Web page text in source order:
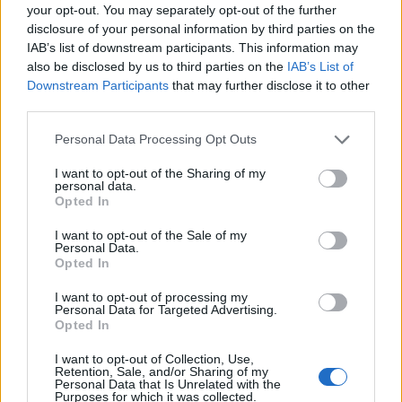
your opt-out. You may separately opt-out of the further
disclosure of your personal information by third parties on the
IAB’s list of downstream participants. This information may
also be disclosed by us to third parties on the IAB’s List of
Downstream Participants that may further disclose it to other
Please note that this website/app uses one or more Google
not limited to your visit or usage behaviour. You may click to
grant or deny consent to Google and its third-party tags to
use your data for below specified purposes in below Google
consent section.
Personal Data Processing Opt Outs
I want to opt-out of the Sharing of my
personal data.
Opted In
I want to opt-out of the Sale of my
Personal Data.
Opted In
I want to opt-out of processing my
Personal Data for Targeted Advertising.
Opted In
I want to opt-out of Collection, Use,
Retention, Sale, and/or Sharing of my
Personal Data that Is Unrelated with the
Purposes for which it was collected.
της κοινής γνώμης, αλλά και των πολιτικών της κάθε
πλευράς. Και σε πολλές άλλες ανάλογες περιπτώσεις ο ξένος
παράγοντας έχει κάνει… τονωντικές ενέσεις σε πολιτικά
πρόσωπα και καταστάσεις.
Είναι επίσης η επερχομένη προεκλογική περίοδος στη μόνη
πια υπερδύναμη, και οι δική της «μονομάχοι» ποντάρουν
επεκτατικές βλέψεις της Τουρκίας, που βρίσκουν εύφορο
έδαφος στη δική μας αμηχανία. Καλά όλα αυτά όσο, όμως,
είναι υπό έλεγχο ή δεν ξεπερνιέται το κρίσιμο σημείο. Αν
ξεφύγουν, εγκυμονούν μεγάλοι κίνδυνοι και δραματικές
ανεξέλεγκτες καταστάσεις. Το Βαλκανικό ισοζύγιο
επιβαρύνεται και από παραδοσιακές εθνικιστικές ψυχώσεις,
και πάλι εσχάτως αφυπνισθείσες. Φαντάζει αφελές σενάριο
επειδή δεν προβλήθηκε στα κανάλια; Το μεγαλύτερο
ελάττωμα αυτής της χώρας είναι τα τελευταία χρόνια η
εξαφάνιση τη ιστορικής μνήμης, όχι της παλιότερης, αλλά
παγίωση κάποιων επιθυμητών, όχι κατ’ ανάγκη άμεσα
ορατών, τετελεσμένων είχαν όλες οι ελληνοτουρκικές
κρίσεις της τελευταίας εικοσαετίας.
η πλοκή της θεατρικής παράστασης από τα χέρια των
ηθοποιών και του παραγωγού. Όχι πάντως αρκετά αφού,
μερικά μεταμεσονύχτια τηλεφωνήματα από την άλλη όχθη